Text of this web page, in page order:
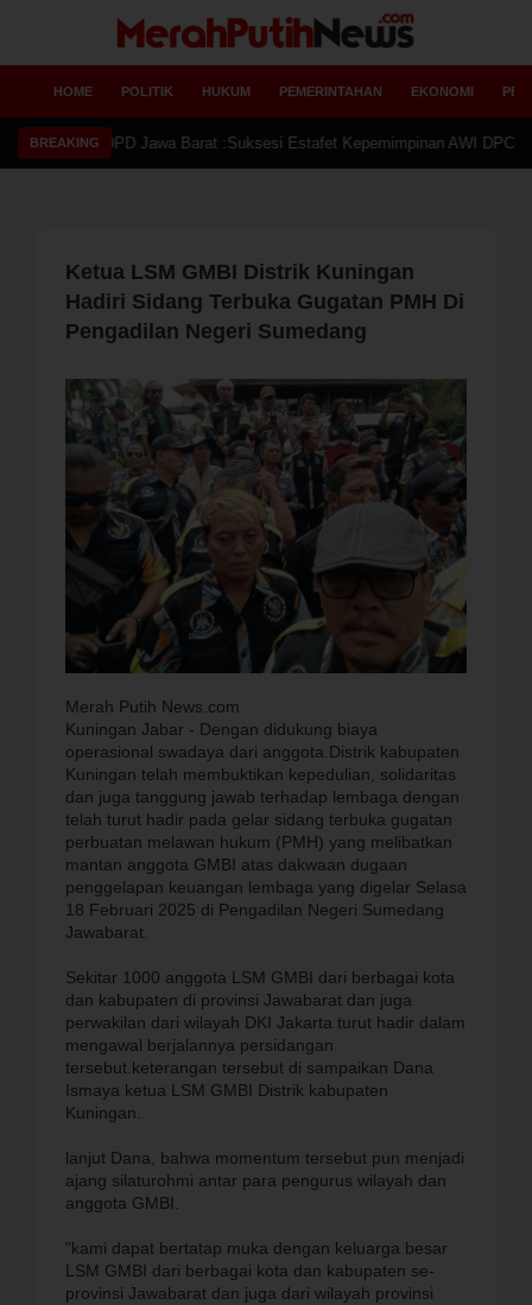
HOME POLITIK HUKUM PEMERINTAHAN EKONOMI
BREAKING
DPD Jawa Barat :Suksesi Estafet Kepemimpinan AWI DPC Kuningan
Ketua LSM GMBI Distrik Kuningan
Hadiri Sidang Terbuka Gugatan PMH Di
Pengadilan Negeri Sumedang
Merah Putih News.com
Kuningan Jabar - Dengan didukung biaya
operasional swadaya dari anggota.Distrik kabupaten
Kuningan telah membuktikan kepedulian, solidaritas
dan juga tanggung jawab terhadap lembaga dengan
telah turut hadir pada gelar sidang terbuka gugatan
perbuatan melawan hukum (PMH) yang melibatkan
mantan anggota GMBI atas dakwaan dugaan
penggelapan keuangan lembaga yang digelar Selasa
18 Februari 2025 di Pengadilan Negeri Sumedang
Jawabarat.
Sekitar 1000 anggota LSM GMBI dari berbagai kota
dan kabupaten di provinsi Jawabarat dan juga
perwakilan dari wilayah DKI Jakarta turut hadir dalam
mengawal berjalannya persidangan
tersebut.keterangan tersebut di sampaikan Dana
Ismaya ketua LSM GMBI Distrik kabupaten
Kuningan.
lanjut Dana, bahwa momentum tersebut pun menjadi
ajang silaturohmi antar para pengurus wilayah dan
anggota GMBI.
"kami dapat bertatap muka dengan keluarga besar
LSM GMBI dari berbagai kota dan kabupaten se-
provinsi Jawabarat dan juga dari wilayah provinsi